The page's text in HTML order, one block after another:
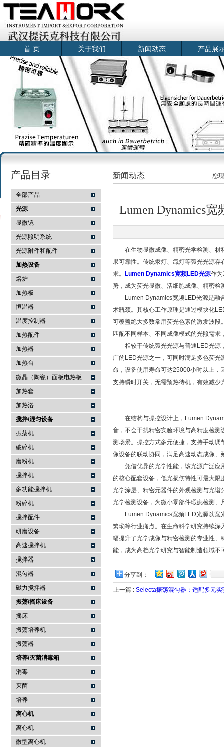
武汉提沃克科技有限公司
首 页 关于我们 新闻动态 产品展
产品目录
全部产品
光源
显微镜
光源照明系统
光源附件和配件
加热设备
熔炉
加热板
恒温器
温度控制器
加热配件
加热器
加热台
微晶（陶瓷）面板电热板
加热套
加热浴
搅拌/混匀设备
振荡机
破碎机
磨粉机
搅拌机
多功能搅拌机
粉碎机
搅拌配件
研磨设备
高速搅拌机
搅拌器
混匀器
磁力搅拌器
振荡/摇床设备
摇床
振荡培养机
振荡器
培养/灭菌消毒箱
消毒
灭菌
培养
离心机
离心机
微型离心机
新闻动态 您
Lumen Dynamics
在生物显微成像、精密光学检测、材
果可靠性。传统汞灯、氙灯等弧光光源
求。
Lumen Dynamics宽频LED光源作
势，成为荧光显微、活细胞成像、精密
Lumen Dynamics宽频LED光源是融合
术瓶颈。其核心工作原理是通过模块化
可覆盖绝大多数常用荧光色素的激发波
匹配不同样本、不同成像模式的光照需
相较于传统弧光光源与普通LED光源
广的LED光源之一，可同时满足多色荧
命，设备使用寿命可达25000小时以上，
支持瞬时开关，无需预热待机，有效减
在结构与操控设计上，Lumen
音，不会干扰精密实验环境与高精度检
测场景。操控方式多元便捷，支持手动
像设备的联动协同，满足高速动态成像、
凭借优异的光学性能，该光源广泛应
的核心配套设备，低光损伤特性可最大
光学涂层、精密元器件的外观检测与光
光学检测设备，为微小零部件瑕疵检测
Lumen Dynamics宽频LED光源以宽光
繁琐等行业痛点。在生命科学研究持续
幅提升了光学成像与精密检测的专业性
能，成为高档光学研究与智能制造领域不
分享到：
上一篇 : Selecta振荡混匀器：适配多元